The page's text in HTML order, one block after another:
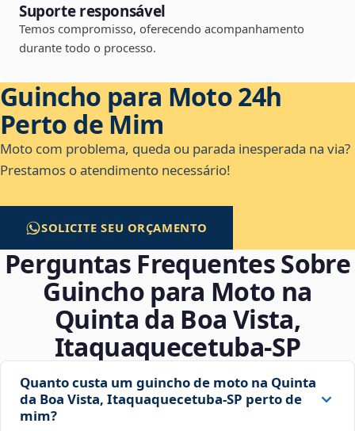
Suporte responsável
Temos compromisso, oferecendo acompanhamento
durante todo o processo.
Guincho para Moto 24h
Perto de Mim
Moto com problema, queda ou parada inesperada na via?
Prestamos o atendimento necessário!
SOLICITE SEU ORÇAMENTO
Perguntas Frequentes Sobre
Guincho para Moto na
Quinta da Boa Vista,
Itaquaquecetuba‑SP
Quanto custa um guincho de moto na Quinta
da Boa Vista, Itaquaquecetuba‑SP perto de
mim?